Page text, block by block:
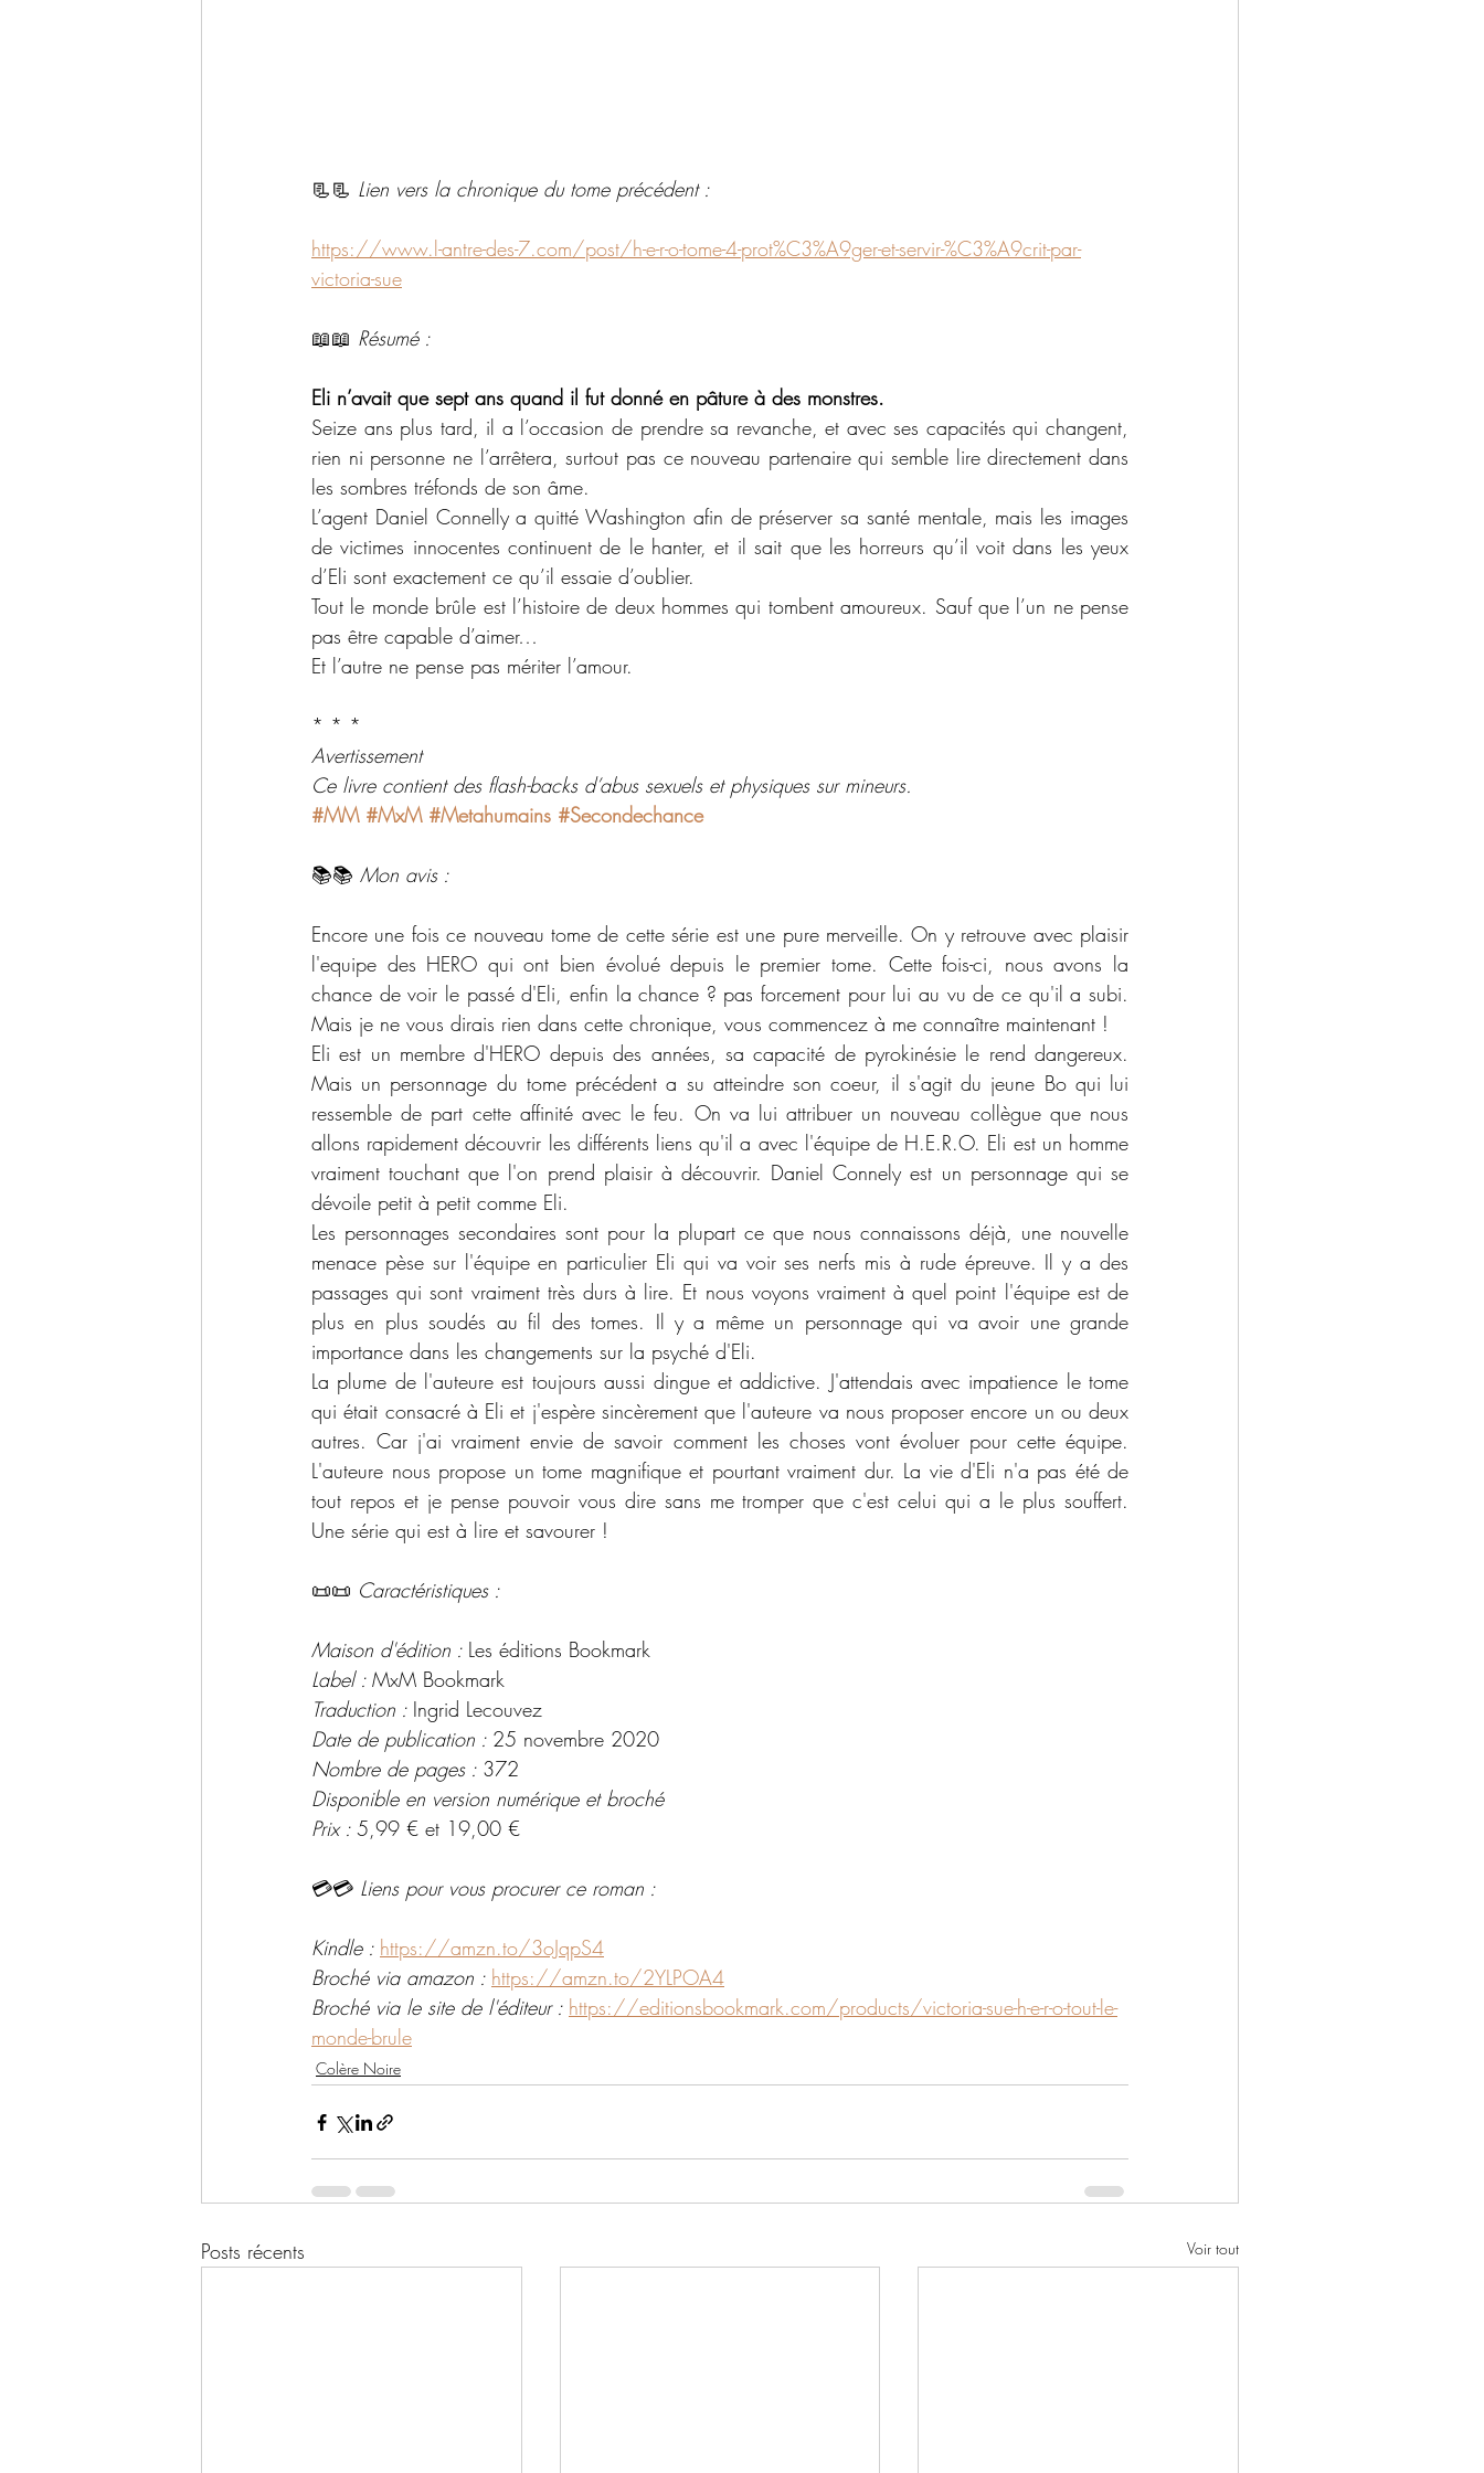
📃📃 Lien vers la chronique du tome précédent :
https://www.l-antre-des-7.com/post/h-e-r-o-tome-4-prot%C3%A9ger-et-servir-%C3%A9crit-par-
victoria-sue
📖📖 Résumé :
Eli n’avait que sept ans quand il fut donné en pâture à des monstres.
Seize ans plus tard, il a l’occasion de prendre sa revanche, et avec ses capacités qui changent,
rien ni personne ne l’arrêtera, surtout pas ce nouveau partenaire qui semble lire directement dans
les sombres tréfonds de son âme.
L’agent Daniel Connelly a quitté Washington afin de préserver sa santé mentale, mais les images
de victimes innocentes continuent de le hanter, et il sait que les horreurs qu’il voit dans les yeux
d’Eli sont exactement ce qu’il essaie d’oublier.
Tout le monde brûle est l’histoire de deux hommes qui tombent amoureux. Sauf que l’un ne pense
pas être capable d’aimer…
Et l’autre ne pense pas mériter l’amour.
* * *
Avertissement
Ce livre contient des flash-backs d’abus sexuels et physiques sur mineurs.
#MM #MxM #Metahumains #Secondechance
📚📚 Mon avis :
Encore une fois ce nouveau tome de cette série est une pure merveille. On y retrouve avec plaisir
l'equipe des HERO qui ont bien évolué depuis le premier tome. Cette fois-ci, nous avons la
chance de voir le passé d'Eli, enfin la chance ? pas forcement pour lui au vu de ce qu'il a subi.
Mais je ne vous dirais rien dans cette chronique, vous commencez à me connaître maintenant !
Eli est un membre d'HERO depuis des années, sa capacité de pyrokinésie le rend dangereux.
Mais un personnage du tome précédent a su atteindre son coeur, il s'agit du jeune Bo qui lui
ressemble de part cette affinité avec le feu. On va lui attribuer un nouveau collègue que nous
allons rapidement découvrir les différents liens qu'il a avec l'équipe de H.E.R.O. Eli est un homme
vraiment touchant que l'on prend plaisir à découvrir. Daniel Connely est un personnage qui se
dévoile petit à petit comme Eli.
Les personnages secondaires sont pour la plupart ce que nous connaissons déjà, une nouvelle
menace pèse sur l'équipe en particulier Eli qui va voir ses nerfs mis à rude épreuve. Il y a des
passages qui sont vraiment très durs à lire. Et nous voyons vraiment à quel point l'équipe est de
plus en plus soudés au fil des tomes. Il y a même un personnage qui va avoir une grande
importance dans les changements sur la psyché d'Eli.
La plume de l'auteure est toujours aussi dingue et addictive. J'attendais avec impatience le tome
qui était consacré à Eli et j'espère sincèrement que l'auteure va nous proposer encore un ou deux
autres. Car j'ai vraiment envie de savoir comment les choses vont évoluer pour cette équipe.
L'auteure nous propose un tome magnifique et pourtant vraiment dur. La vie d'Eli n'a pas été de
tout repos et je pense pouvoir vous dire sans me tromper que c'est celui qui a le plus souffert.
Une série qui est à lire et savourer !
📜📜 Caractéristiques :
Maison d'édition : Les éditions Bookmark
Label : MxM Bookmark
Traduction : Ingrid Lecouvez
Date de publication : 25 novembre 2020
Nombre de pages : 372
Disponible en version numérique et broché
Prix : 5,99 € et 19,00 €
💳💳 Liens pour vous procurer ce roman :
Kindle : https://amzn.to/3oJqpS4
Broché via amazon : https://amzn.to/2YLPOA4
Broché via le site de l'éditeur : https://editionsbookmark.com/products/victoria-sue-h-e-r-o-tout-le-
monde-brule
Colère Noire
Posts récents Voir tout